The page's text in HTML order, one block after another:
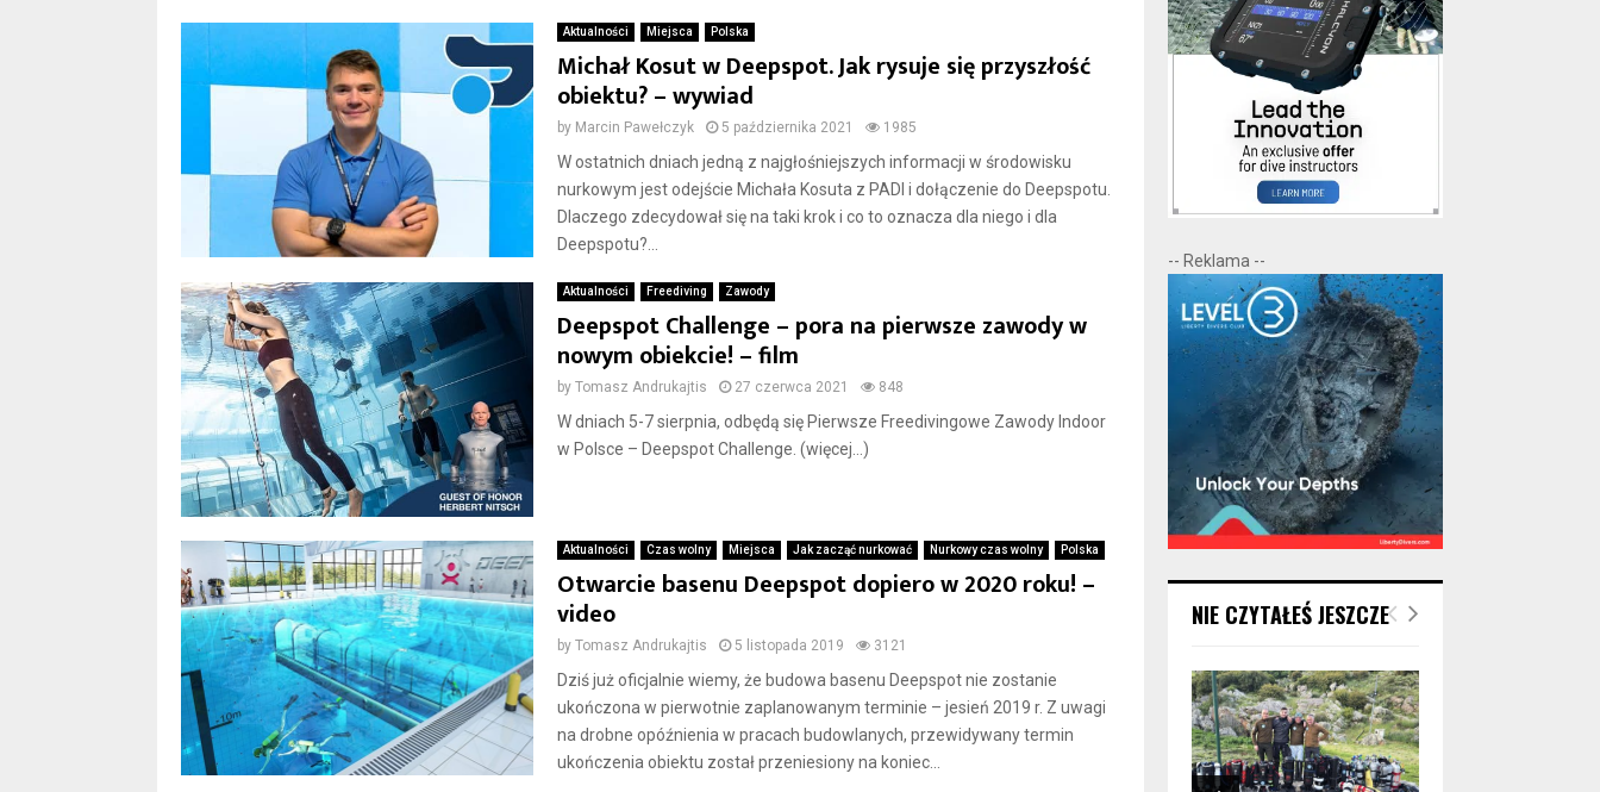
Aktualności Miejsca Polska
Michał Kosut w Deepspot. Jak rysuje się przyszłość
obiektu? – wywiad
by Marcin Pawełczyk 5 października 2021 1985
W ostatnich dniach jedną z najgłośniejszych informacji w środowisku
nurkowym jest odejście Michała Kosuta z PADI i dołączenie do Deepspotu.
Dlaczego zdecydował się na taki krok i co to oznacza dla niego i dla
Deepspotu?...
Aktualności Freediving Zawody
Deepspot Challenge – pora na pierwsze zawody w
nowym obiekcie! – film
by Tomasz Andrukajtis 27 czerwca 2021 848
W dniach 5-7 sierpnia, odbędą się Pierwsze Freedivingowe Zawody Indoor
w Polsce – Deepspot Challenge. (więcej…)
Aktualności Czas wolny Miejsca Jak zacząć nurkować Nurkowy czas wolny Polska
Otwarcie basenu Deepspot dopiero w 2020 roku! –
video
by Tomasz Andrukajtis 5 listopada 2019 3121
Dziś już oficjalnie wiemy, że budowa basenu Deepspot nie zostanie
ukończona w pierwotnie zaplanowanym terminie – jesień 2019 r. Z uwagi
na drobne opóźnienia w pracach budowlanych, przewidywany termin
ukończenia obiektu został przeniesiony na koniec...
-- Reklama --
NIE CZYTAŁEŚ JESZCZE